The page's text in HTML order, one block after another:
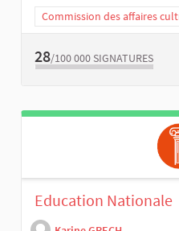
Commission des affaires
28/100 000 SIGNATURES
Education Nationale